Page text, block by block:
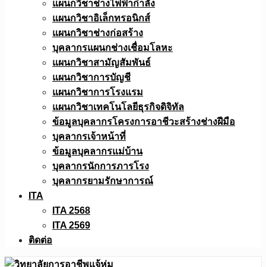
แผนกวิชาช่างไฟฟ้ากำลัง
แผนกวิชาอิเล็กทรอนิกส์
แผนกวิชาช่างก่อสร้าง
บุคลากรแผนกช่างเชื่อมโลหะ
แผนกวิชาสามัญสัมพันธ์
แผนกวิชาการบัญชี
แผนกวิชาการโรงแรม
แผนกวิชาเทคโนโลยีธุรกิจดิจิทัล
ข้อมูลบุคลากรโครงการอาชีวะสร้างช่างฝีมือ
บุคลากรเจ้าหน้าที่
ข้อมูลบุคลากรแม่บ้าน
บุคลากรนักการภารโรง
บุคลากรยามรักษาการณ์
ITA
ITA 2568
ITA 2569
ติดต่อ